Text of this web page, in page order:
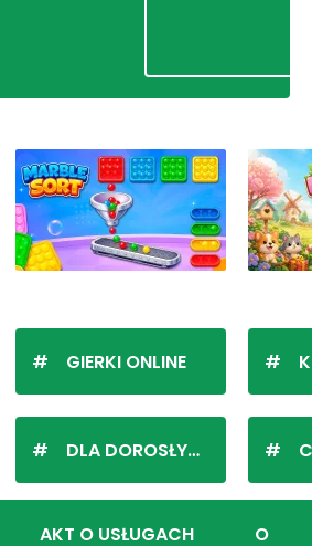
GIERKI ONLINE
DLA DOROSŁYCH
AKT O USŁUGACH O